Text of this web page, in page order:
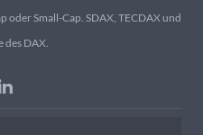
oder Small-Cap. SDAX, TECDAX und
DAX.